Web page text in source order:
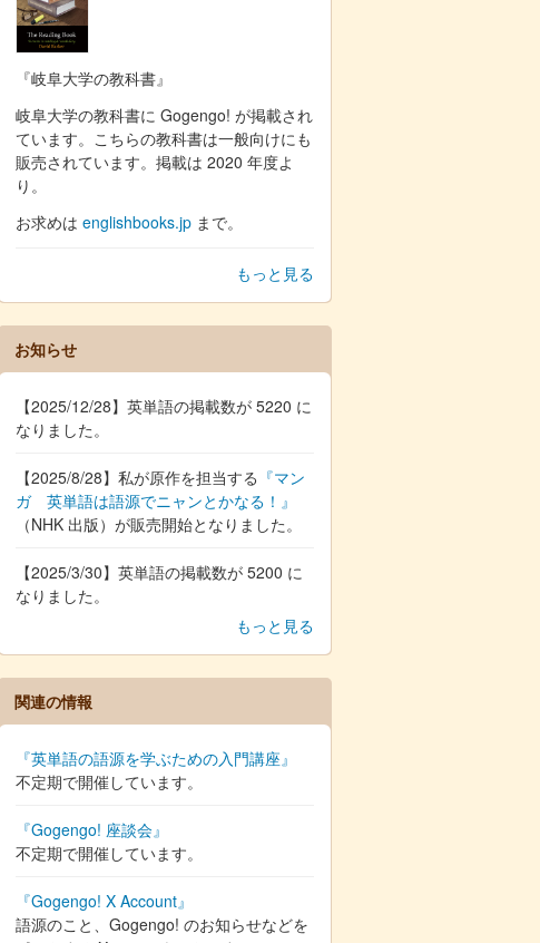
『岐阜大学の教科書』
岐阜大学の教科書に Gogengo! が掲載され
ています。こちらの教科書は一般向けにも
販売されています。掲載は 2020 年度よ
り。
お求めは englishbooks.jp まで。
もっと見る
お知らせ
【2025/12/28】英単語の掲載数が 5220 に
なりました。
【2025/8/28】私が原作を担当する 『マン
ガ 英単語は語源でニャンとかなる！』
（NHK 出版）が販売開始となりました。
【2025/3/30】英単語の掲載数が 5200 に
なりました。
もっと見る
関連の情報
『英単語の語源を学ぶための入門講座』
不定期で開催しています。
『Gogengo! 座談会』
不定期で開催しています。
『Gogengo! X Account』
語源のこと、Gogengo! のお知らせなどを